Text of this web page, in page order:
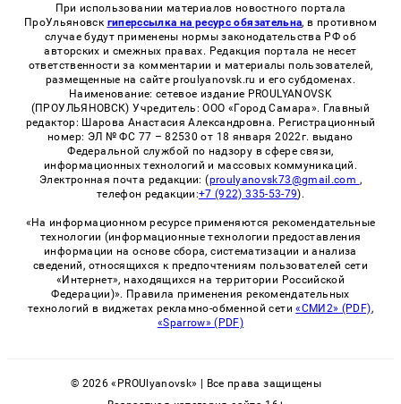
При использовании материалов новостного портала
ПроУльяновск гиперссылка на ресурс обязательна, в противном
случае будут применены нормы законодательства РФ об
авторских и смежных правах. Редакция портала не несет
ответственности за комментарии и материалы пользователей,
размещенные на сайте proulyanovsk.ru и его субдоменах.
Наименование: сетевое издание PROULYANOVSK
(ПРОУЛЬЯНОВСК) Учредитель: ООО «Город Самара». Главный
редактор: Шарова Анастасия Александровна. Регистрационный
номер: ЭЛ № ФС 77 – 82530 от 18 января 2022г. выдано
Федеральной службой по надзору в сфере связи,
информационных технологий и массовых коммуникаций.
Электронная почта редакции: (proulyanovsk73@gmail.com ,
телефон редакции:+7 (922) 335-53-79).
«На информационном ресурсе применяются рекомендательные
технологии (информационные технологии предоставления
информации на основе сбора, систематизации и анализа
сведений, относящихся к предпочтениям пользователей сети
«Интернет», находящихся на территории Российской
Федерации)». Правила применения рекомендательных
технологий в виджетах рекламно-обменной сети«СМИ2» (PDF),
«Sparrow» (PDF)
© 2026 «PROUlyanovsk» | Все права защищены